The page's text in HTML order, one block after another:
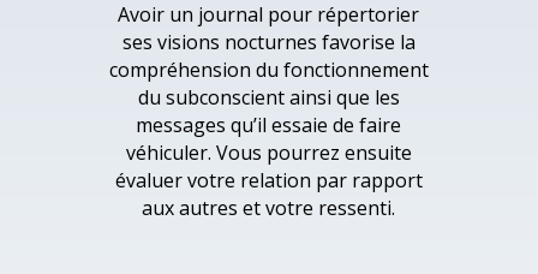
Avoir un journal pour répertorier
ses visions nocturnes favorise la
compréhension du fonctionnement
du subconscient ainsi que les
messages qu’il essaie de faire
véhiculer. Vous pourrez ensuite
évaluer votre relation par rapport
aux autres et votre ressenti.